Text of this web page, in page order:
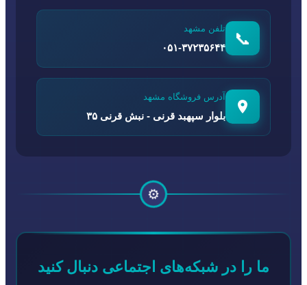
📞
تلفن مشهد
۰۵۱-۳۷۲۳۵۶۴۴
آدرس فروشگاه مشهد
بلوار سپهبد قرنی - نبش قرنی ۳۵
⚙️
ما را در شبکه‌های اجتماعی دنبال کنید